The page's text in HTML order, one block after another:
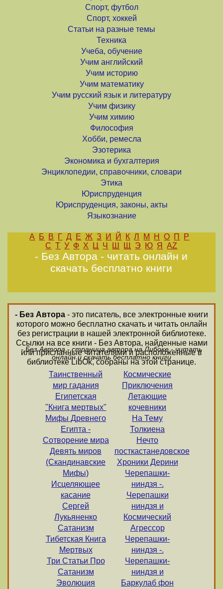
Спорт, футбол
Спорт, хоккей
Статьи на разные темы
Техника
Учеба, обучение
Учим английский
Учим историю
Учим математику
Учим русский язык и литературу
Учим физику
Учим химию
Философия
Хобби, ремесла
Эзотерика
Экономика и бухгалтерия
Энциклопедии, справочники, словари
Этика
Юриспруденция
Юриспруденция, законы, акты
Языкознание
А Б В Г Д Е Ж З И Й К Л М Н О П
Р
С Т У Ф Х Ц Ч Ш Щ Э Ю Я AZ
- Без Автора - читать онлайн и
скачать бесплатно книги
- Без Автора - это писатель, все электронные книги
которого можно бесплатно скачать и читать онлайн
без регистрации в нашей электронной библиотеке.
Ссылки на все книги - Без Автора, найденные нами
или присланные читателями и расположенные в
библиотеке LibOk, собраны на этой странице.
- Без Автора - страница автора на Либоке - читать
онлайн и скачать бесплатно книги
Таинственный
мир гадания
Египетская
"Книга мертвых"
Мифы Древнего
Египта -
Сотворение мира
Девять миров
(Скандинавские
Мифы)
Исцеляющее
касание
Сергей
Лукьяненко
Сатанизм
Тибетская Книга
Мертвых
Три Статьи Про
Сатанизм
Эволюция
Космические
Приключения
Летающие
кочевники
На Тему
Толкиена
Нечто
посткастанедовское
Хроники Дерини
Черепашки-
ниндзя -.
Черепашки
ниндзя и
Космический
Агрессор
Черепашки-
ниндзя -.
Черепашки-
ниндзя и
Баркулаб фон